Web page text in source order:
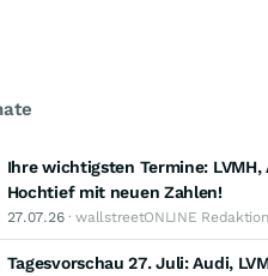
Ihre wichtigsten Termine:
Hochtief mit neuen Zahlen!
27.07.26· wallstreetONLINE
Tagesvorschau 27. Juli: Audi,